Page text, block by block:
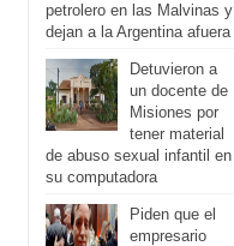
petrolero en las Malvinas y
dejan a la Argentina afuera
Detuvieron a
un docente de
Misiones por
tener material
de abuso sexual infantil en
su computadora
Piden que el
empresario